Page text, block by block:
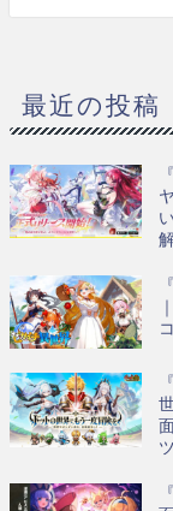
最近の投稿